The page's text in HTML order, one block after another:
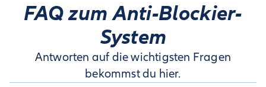
FAQ zum Anti-Blockier-
System
Antworten auf die wichtigsten Fragen
bekommst du hier.